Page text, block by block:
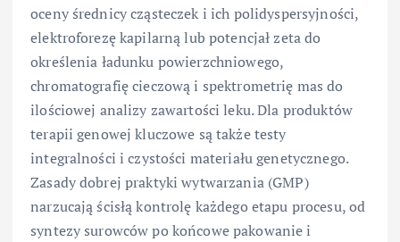
oceny średnicy cząsteczek i ich polidyspersyjności,
elektroforezę kapilarną lub potencjał zeta do
określenia ładunku powierzchniowego,
chromatografię cieczową i spektrometrię mas do
ilościowej analizy zawartości leku. Dla produktów
terapii genowej kluczowe są także testy
integralności i czystości materiału genetycznego.
Zasady dobrej praktyki wytwarzania (GMP)
narzucają ścisłą kontrolę każdego etapu procesu, od
syntezy surowców po końcowe pakowanie i